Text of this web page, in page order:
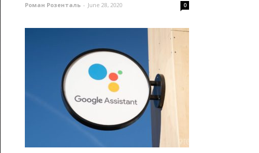
Роман Розенталь - June 28, 2020 0